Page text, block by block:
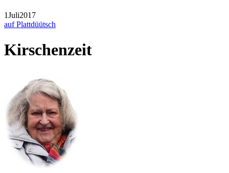
1Juli2017
auf Plattdüütsch
Kirschenzeit